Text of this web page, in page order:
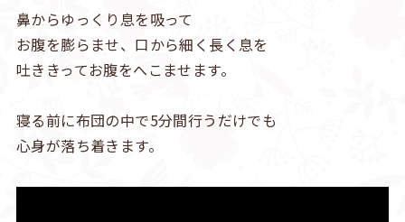
鼻からゆっくり息を吸って
お腹を膨らませ、口から細く長く息を
吐ききってお腹をへこませます。
寝る前に布団の中で5分間行うだけでも
心身が落ち着きます。